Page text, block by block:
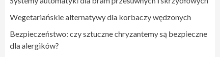
Wegetariańskie alternatywy dla korbaczy wędzonych
Bezpieczeństwo: czy sztuczne chryzantemy są bezpieczne
dla alergików?